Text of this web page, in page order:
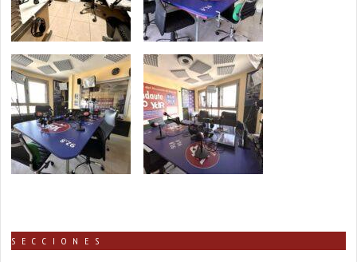
SECCIONES